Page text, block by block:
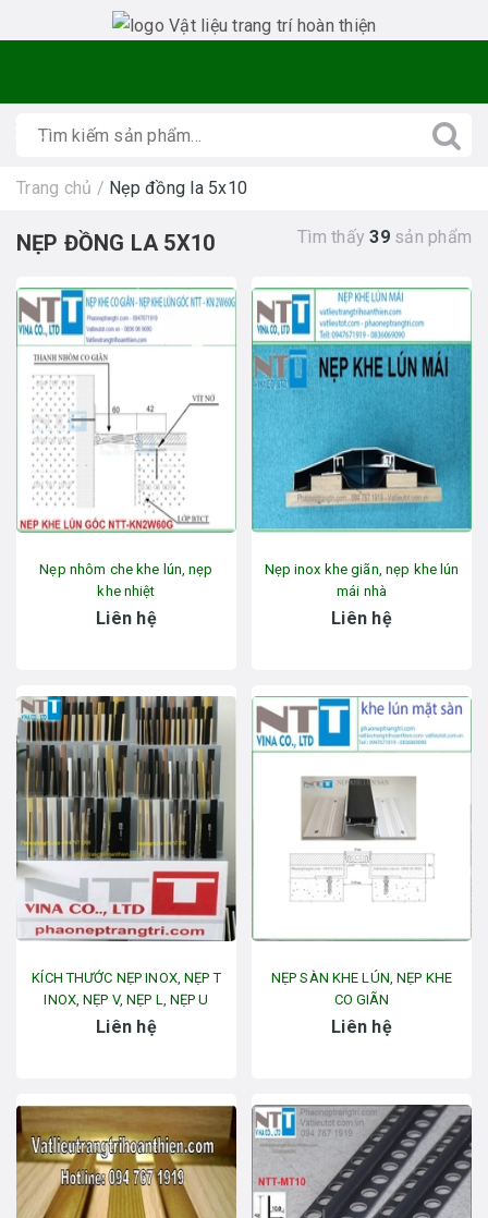
Trang chủ / Nẹp đồng la 5x10
NẸP ĐỒNG LA 5X10 Tìm thấy39sản phẩm
Nẹp nhôm che khe lún, nẹp
khe nhiệt
Liên hệ
Nẹp inox khe giãn, nẹp khe lún
mái nhà
Liên hệ
KÍCH THƯỚC NẸP INOX, NẸP T
INOX, NẸP V, NẸP L, NẸP U
Liên hệ
NẸP SÀN KHE LÚN, NẸP KHE
CO GIÃN
Liên hệ